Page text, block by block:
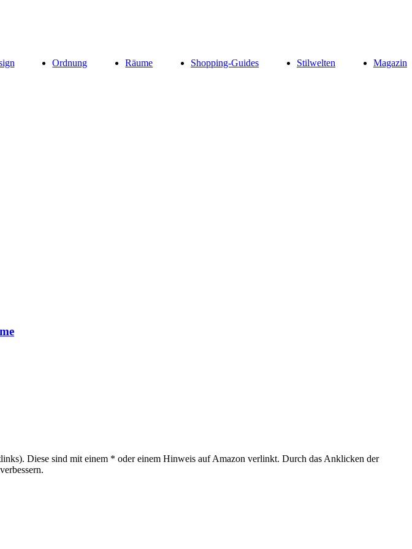
Ordnung Räume Shopping-Guides Stilwelten
Magazin
Diese sind mit einem * oder einem Hinweis auf Amazon verlinkt. Durch das Anklicken der